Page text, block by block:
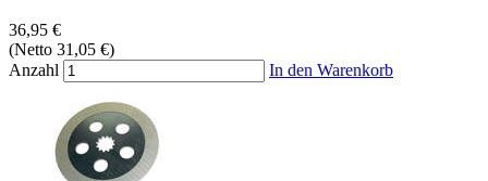
36,95 €
(Netto 31,05 €)
Anzahl
In den Warenkorb